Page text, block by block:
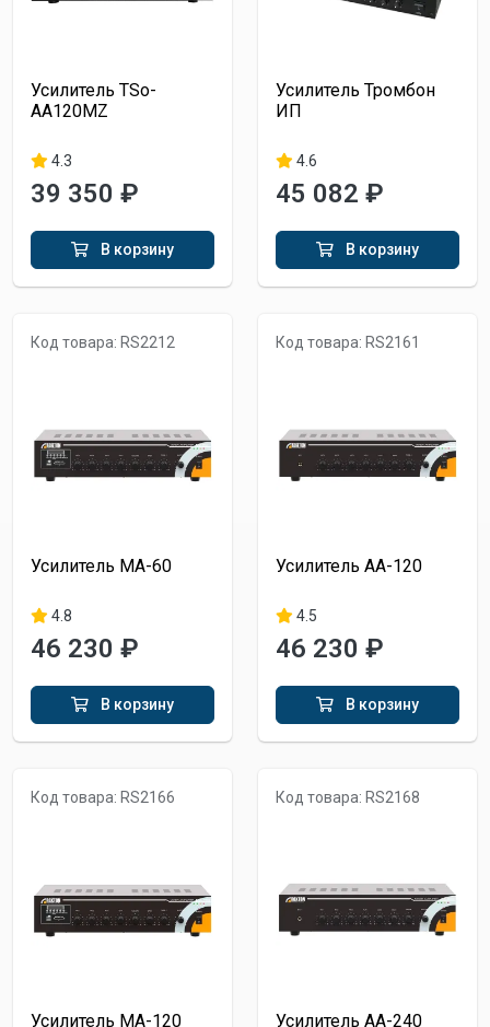
Усилитель TSo-
AA120MZ
4.3
39 350 ₽
В корзину
Усилитель Тромбон
ИП
4.6
45 082 ₽
В корзину
Код товара: RS2212
Усилитель MA-60
4.8
46 230 ₽
В корзину
Код товара: RS2161
Усилитель AA-120
4.5
46 230 ₽
В корзину
Код товара: RS2166
Усилитель MA-120
Код товара: RS2168
Усилитель AA-240